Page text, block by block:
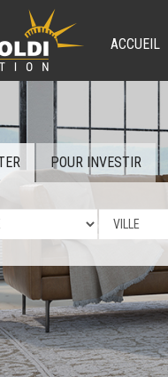
ACCUEIL
POUR INVESTIR